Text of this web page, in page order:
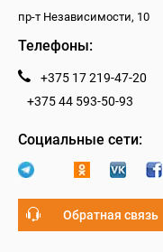
пр-т Независимости, 10
Телефоны:
+375 17 219-47-20
+375 44 593-50-93
Социальные сети:
Обратная связь